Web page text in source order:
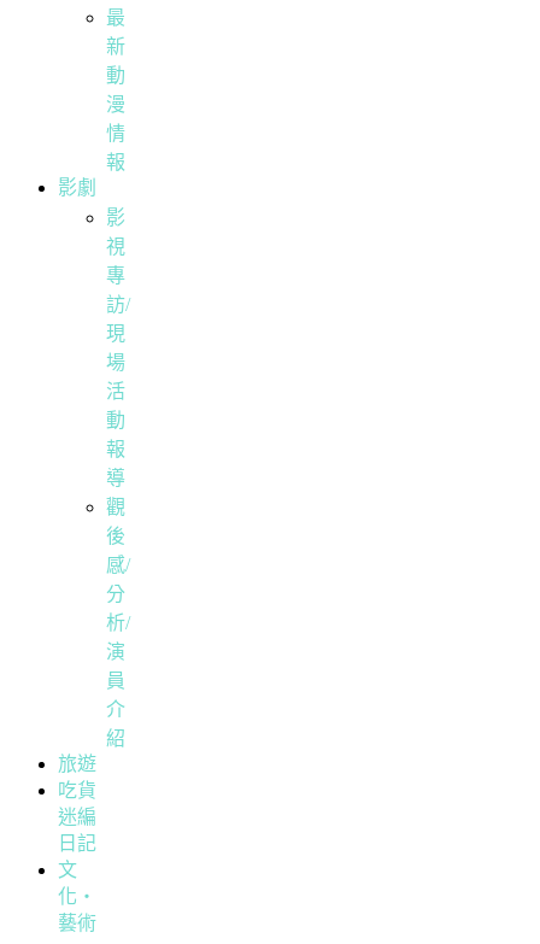
最
新
動
漫
情
報
影劇
影
視
專
訪/
現
場
活
動
報
導
觀
後
感/
分
析/
演
員
介
紹
旅遊
吃貨
迷編
日記
文
化・
藝術